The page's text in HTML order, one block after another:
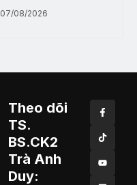
07/08/2026
Theo dõi
TS.
BS.CK2
Trà Anh
Duy: